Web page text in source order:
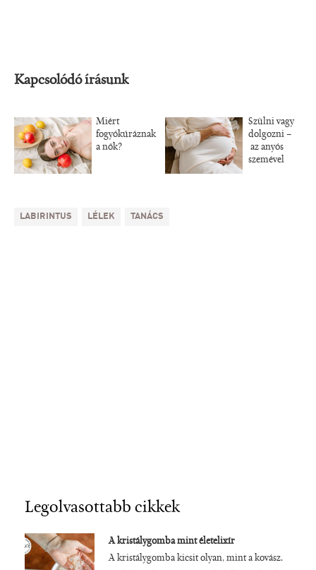
Kapcsolódó írásunk
Miért
fogyókúráznak
a nők?
Szülni vagy
dolgozni –
az anyós
szemével
LABIRINTUS LÉLEK TANÁCS
Legolvasottabb cikkek
A kristálygomba mint életelixír
A kristálygomba kicsit olyan, mint a kovász.